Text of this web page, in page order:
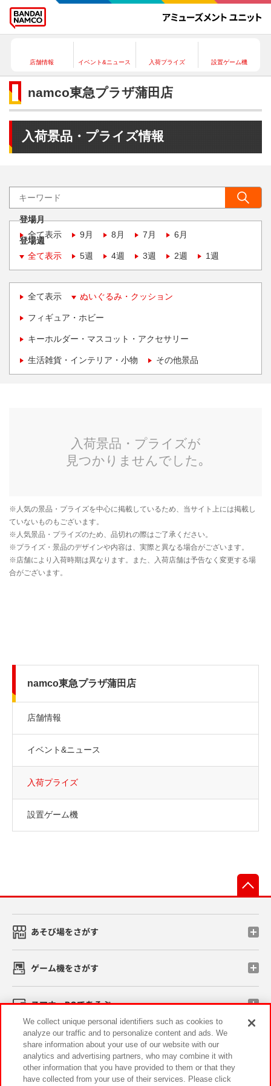
店舗情報 イベント&ニュース 入荷プライズ 設置ゲーム機
namco東急プラザ蒲田店
入荷景品・プライズ情報
登場月
全て表示
9月 8月 7月 6月
登場週
全て表示
5週 4週 3週 2週 1週
全て表示 ぬいぐるみ・クッション
フィギュア・ホビー
キーホルダー・マスコット・アクセサリー
生活雑貨・インテリア・小物 その他景品
namco東急プラザ蒲田店
店舗情報
イベント&ニュース
入荷プライズ
設置ゲーム機
あそび場をさがす
ゲーム機をさがす
スマホ・PCであそぶ
イベント・キャンペーン
We collect unique personal identifiers such as cookies to
analyze our traffic and to personalize content and ads. We
share information about your use of our website with our
analytics and advertising partners, who may combine it with
other information that you have provided to them or that they
have collected from your use of their services. Please click